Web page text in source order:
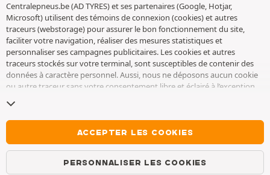
Centralepneus.be (AD TYRES) et ses partenaires (Google, Hotjar,
Microsoft) utilisent des témoins de connexion (cookies) et autres
traceurs (webstorage) pour assurer le bon fonctionnement du site,
faciliter votre navigation, réaliser des mesures statistiques et
personnaliser ses campagnes publicitaires. Les cookies et autres
traceurs stockés sur votre terminal, sont susceptibles de contenir des
données à caractère personnel. Aussi, nous ne déposons aucun cookie
ou autre traceur sans votre consentement libre et éclairé à l’exception
conservons votre choix pendant 6 mois. Vous pouvez retirer votre
consentement à tout moment en vous rendant sur lapage cookies et
. Vous pouvez choisir de continuer à naviguer sans
accepter le dépôt de cookies ou autres traceurs. Le refus ne fait pas
obstacle à l’accès aux services AD TYRES. Pour plus d’informations, nous
vous invitons à consulterla page cookies et autres traceurs
ACCEPTER LES COOKIES
PERSONNALISER LES COOKIES